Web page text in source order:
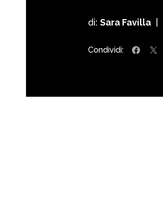
di: Sara Favilla
Condividi: